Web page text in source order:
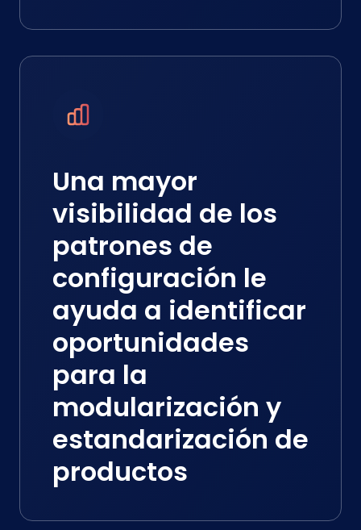
Una mayor
visibilidad de los
patrones de
configuración le
ayuda a identificar
oportunidades
para la
modularización y
estandarización de
productos